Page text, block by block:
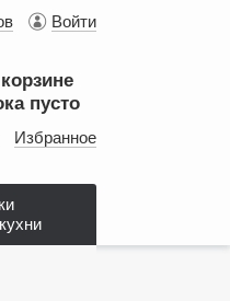
Войти
пусто
Избранное